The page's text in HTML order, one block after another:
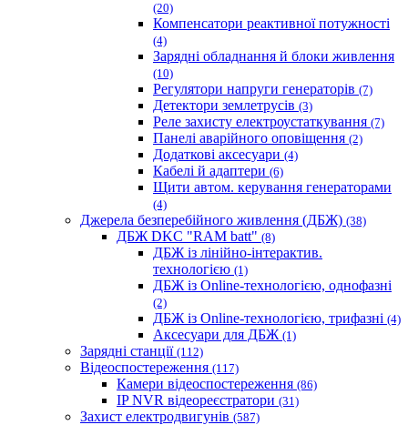
(20)
Компенсатори реактивної потужності
(4)
Зарядні обладнання й блоки живлення
(10)
Регулятори напруги генераторів (7)
Детектори землетрусів (3)
Реле захисту електроустаткування (7)
Панелі аварійного оповіщення (2)
Додаткові аксесуари (4)
Кабелі й адаптери (6)
Щити автом. керування генераторами
(4)
Джерела безперебійного живлення (ДБЖ) (38)
ДБЖ DKC "RAM batt" (8)
ДБЖ із лінійно-інтерактив.
технологією (1)
ДБЖ із Online-технологією, однофазні
(2)
ДБЖ із Online-технологією, трифазні (4)
Аксесуари для ДБЖ (1)
Зарядні станції (112)
Відеоспостереження (117)
Камери відеоспостереження (86)
IP NVR відеореєстратори (31)
Захист електродвигунів (587)